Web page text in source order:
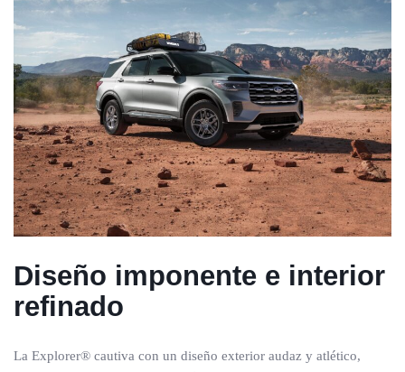
Diseño imponente e interior
refinado
La Explorer® cautiva con un diseño exterior audaz y atlético,